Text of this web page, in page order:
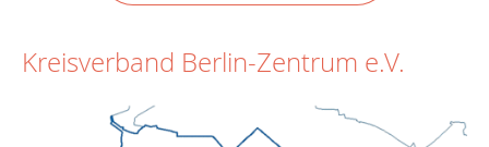
Kreisverband Berlin-Zentrum e.V.